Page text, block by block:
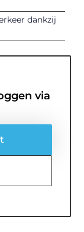
dankzij
via